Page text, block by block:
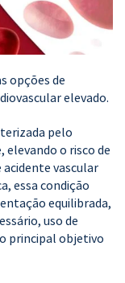
opções de
elevado.
pelo
elevando o risco de
vascular
essa condição
equilibrada,
uso de
principal objetivo